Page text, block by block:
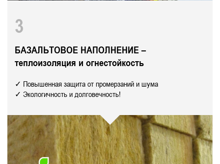
3
БАЗАЛЬТОВОЕ НАПОЛНЕНИЕ –
теплоизоляция и огнестойкость
✓ Повышенная защита от промерзаний и шума
✓ Экологичность и долговечность!